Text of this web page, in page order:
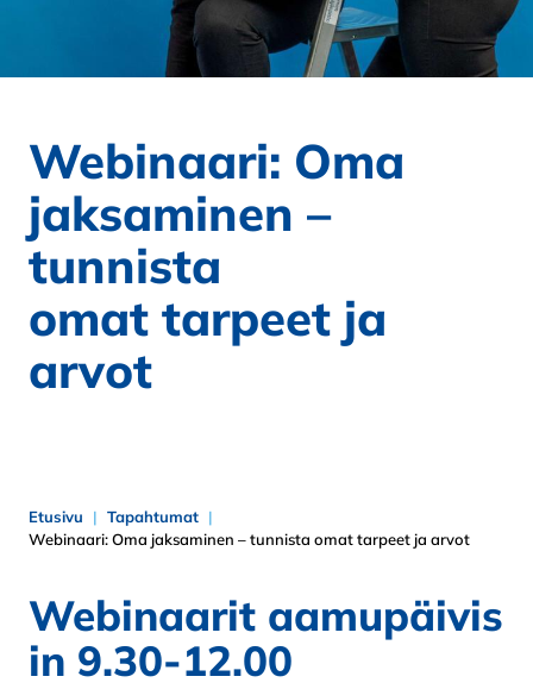
Webinaari: Oma
jaksaminen –
tunnista
omat tarpeet ja
arvot
Etusivu
Tapahtumat
Webinaari: Oma jaksaminen – tunnista omat tarpeet ja arvot
Webinaarit aamupäivis
in 9.30-12.00